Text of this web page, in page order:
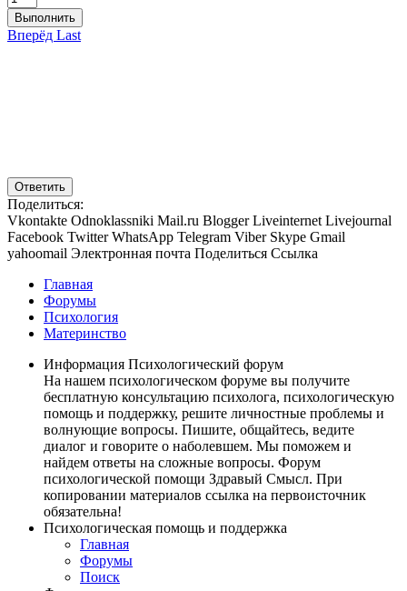
Выполнить
Вперёд Last
Ответить
Поделиться:
Vkontakte Odnoklassniki Mail.ru Blogger Liveinternet Livejournal
Facebook Twitter WhatsApp Telegram Viber Skype Gmail
yahoomail Электронная почта Поделиться Ссылка
Главная
Форумы
Психология
Материнство
Информация Психологический форум
На нашем психологическом форуме вы получите
бесплатную консультацию психолога, психологическую
помощь и поддержку, решите личностные проблемы и
волнующие вопросы. Пишите, общайтесь, ведите
диалог и говорите о наболевшем. Мы поможем и
найдем ответы на сложные вопросы. Форум
психологической помощи Здравый Смысл. При
копировании материалов ссылка на первоисточник
обязательна!
Психологическая помощь и поддержка
Главная
Форумы
Поиск